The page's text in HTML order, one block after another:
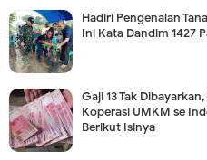
Hadiri Pengenalan
Ini Kata Dandim 1427
Gaji 13 Tak
Koperasi UMKM se
Berikut Isinya